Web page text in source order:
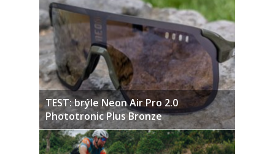
TEST: brýle Neon Air Pro 2.0
Phototronic Plus Bronze